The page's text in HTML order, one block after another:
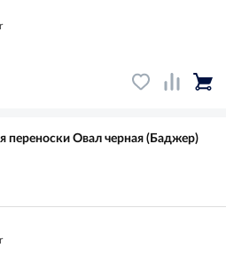
переноски Овал черная (Баджер)